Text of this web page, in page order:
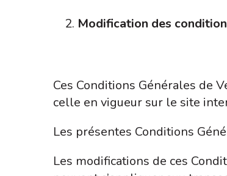
Modification des
Ces Conditions Générales de
celle en vigueur sur le site
Les présentes Conditions
Les modifications de ces